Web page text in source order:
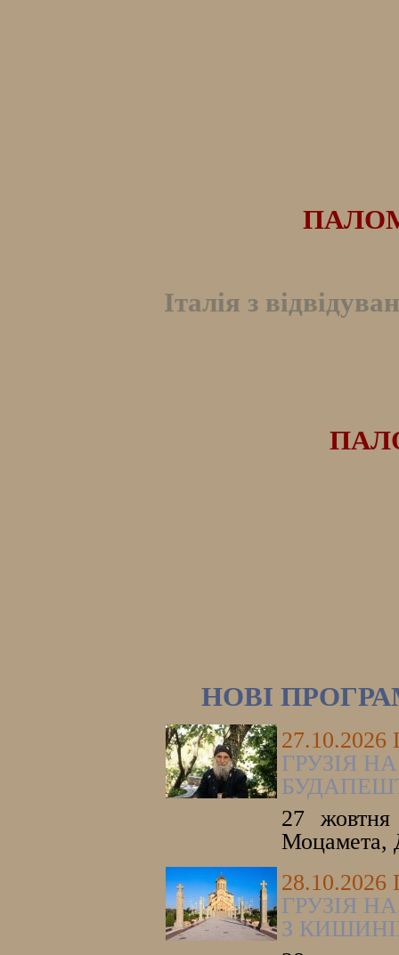
Італія з
НОВІ
27.10.2026
ГРУЗІЯ
27
Моцамета,
28.10.2026
ГРУЗІЯ
З